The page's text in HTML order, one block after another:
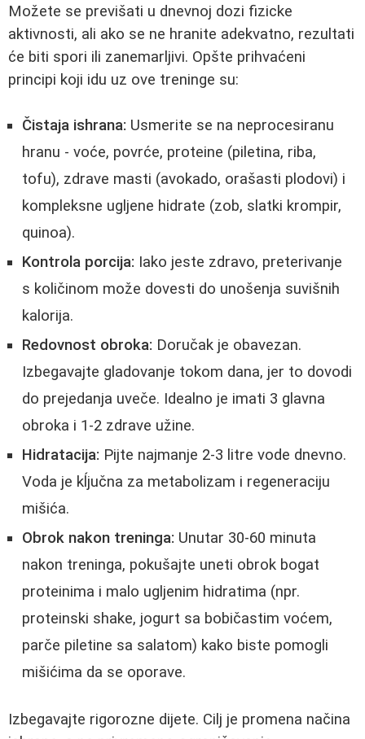
Možete se previšati u dnevnoj dozi fizicke
aktivnosti, ali ako se ne hranite adekvatno, rezultati
će biti spori ili zanemarljivi. Opšte prihvaćeni
principi koji idu uz ove treninge su:
Čistaja ishrana: Usmerite se na neprocesiranu
hranu - voće, povrće, proteine (piletina, riba,
tofu), zdrave masti (avokado, orašasti plodovi) i
kompleksne ugljene hidrate (zob, slatki krompir,
quinoa).
Kontrola porcija: Iako jeste zdravo, preterivanje
s količinom može dovesti do unošenja suvišnih
kalorija.
Redovnost obroka: Doručak je obavezan.
Izbegavajte gladovanje tokom dana, jer to dovodi
do prejedanja uveče. Idealno je imati 3 glavna
obroka i 1-2 zdrave užine.
Hidratacija: Pijte najmanje 2-3 litre vode dnevno.
Voda je kĺjučna za metabolizam i regeneraciju
mišića.
Obrok nakon treninga: Unutar 30-60 minuta
nakon treninga, pokušajte uneti obrok bogat
proteinima i malo ugljenim hidratima (npr.
proteinski shake, jogurt sa bobičastim voćem,
parče piletine sa salatom) kako biste pomogli
mišićima da se oporave.
Izbegavajte rigorozne dijete. Cilj je promena načina